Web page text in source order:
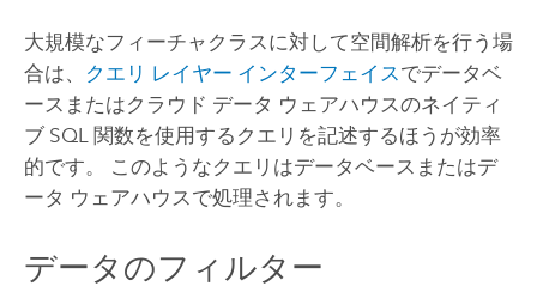
大規模なフィーチャクラスに対して空間解析を行う場
合は、
クエリ レイヤー インターフェイス でデータベ
ースまたはクラウド データ ウェアハウスのネイティ
ブ SQL 関数を使用するクエリを記述するほうが効率
的です。 このようなクエリはデータベースまたはデ
ータ ウェアハウスで処理されます。
データのフィルター